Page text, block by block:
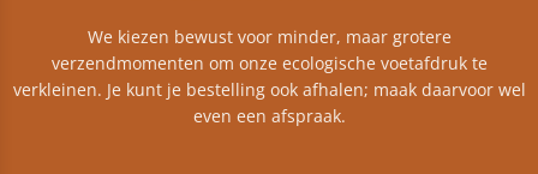
We kiezen bewust voor minder, maar grotere
verzendmomenten om onze ecologische voetafdruk te
verkleinen. Je kunt je bestelling ook afhalen; maak daarvoor wel
even een afspraak.